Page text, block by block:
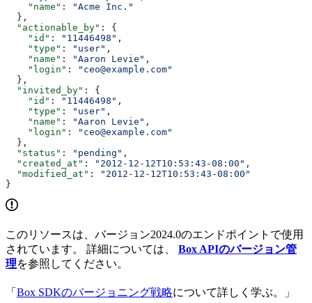
    "name"
:
"Acme Inc."
  },
  "actionable_by"
: {
    "id"
: "11446498" ,
    "type"
: "user" ,
    "name"
: "Aaron Levie" ,
    "login"
:
"ceo@example.com"
  },
  "invited_by"
: {
    "id"
: "11446498" ,
    "type"
: "user" ,
    "name"
: "Aaron Levie" ,
    "login"
:
"ceo@example.com"
  },
  "status"
: "pending" ,
  "created_at"
: "2012-12-12T10:53:43-08:00" ,
  "modified_at"
:
"2012-12-12T10:53:43-08:00"
}
このリソースは、バージョン2024.0のエンドポイントで使用
されています。 詳細については、 Box APIのバージョン管
理を参照してください。
「 Box SDKのバージョニング戦略について詳しく学ぶ。」